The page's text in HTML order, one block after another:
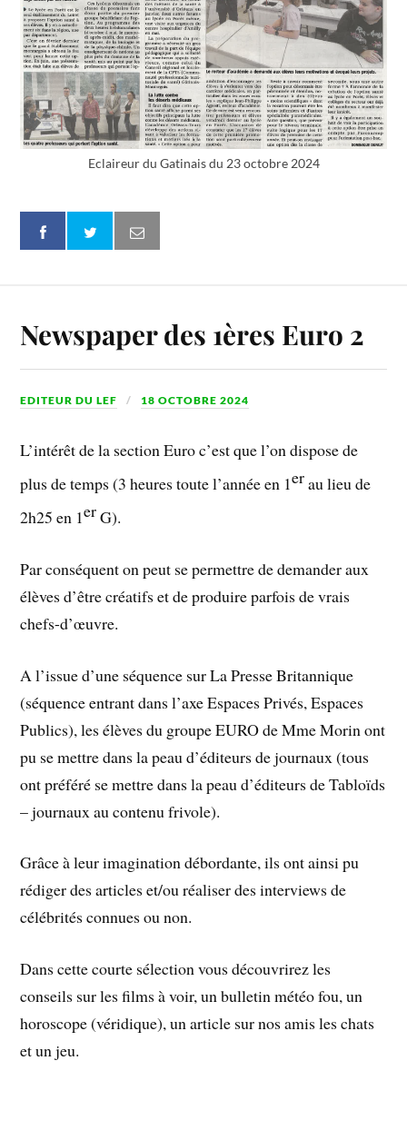
Eclaireur du Gatinais du 23 octobre 2024
Newspaper des 1ères Euro 2
EDITEUR DU LEF 18 OCTOBRE 2024
L’intérêt de la section Euro c’est que l’on dispose de
plus de temps (3 heures toute l’année en 1erau lieu de
2h25 en 1erG).
Par conséquent on peut se permettre de demander aux
élèves d’être créatifs et de produire parfois de vrais
chefs-d’œuvre.
A l’issue d’une séquence sur La Presse Britannique
(séquence entrant dans l’axe Espaces Privés, Espaces
Publics), les élèves du groupe EURO de Mme Morin ont
pu se mettre dans la peau d’éditeurs de journaux (tous
ont préféré se mettre dans la peau d’éditeurs de Tabloïds
– journaux au contenu frivole).
Grâce à leur imagination débordante, ils ont ainsi pu
rédiger des articles et/ou réaliser des interviews de
célébrités connues ou non.
Dans cette courte sélection vous découvrirez les
conseils sur les films à voir, un bulletin météo fou, un
horoscope (véridique), un article sur nos amis les chats
et un jeu.